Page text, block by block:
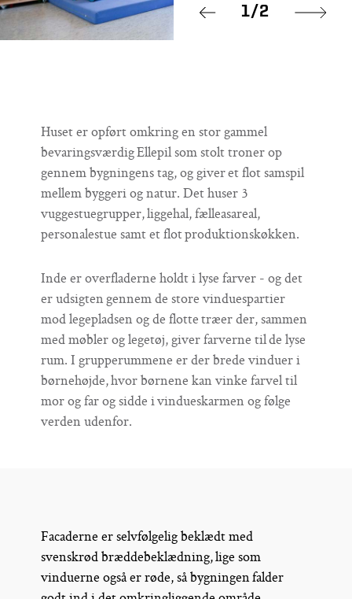
1/2
Huset er opført omkring en stor gammel
bevaringsværdig Ellepil som stolt troner op
gennem bygningens tag, og giver et flot samspil
mellem byggeri og natur. Det huser 3
vuggestuegrupper, liggehal, fælleasareal,
personalestue samt et flot produktionskøkken.
Inde er overfladerne holdt i lyse farver - og det
er udsigten gennem de store vinduespartier
mod legepladsen og de flotte træer der, sammen
med møbler og legetøj, giver farverne til de lyse
rum. I grupperummene er der brede vinduer i
børnehøjde, hvor børnene kan vinke farvel til
mor og far og sidde i vindueskarmen og følge
verden udenfor.
Facaderne er selvfølgelig beklædt med
svenskrød bræddebeklædning, lige som
vinduerne også er røde, så bygningen falder